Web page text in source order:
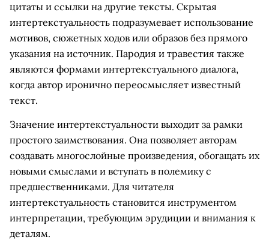
цитаты и ссылки на другие тексты. Скрытая
интертекстуальность подразумевает использование
мотивов, сюжетных ходов или образов без прямого
указания на источник. Пародия и травестия также
являются формами интертекстуального диалога,
когда автор иронично переосмысляет известный
текст.
Значение интертекстуальности выходит за рамки
простого заимствования. Она позволяет авторам
создавать многослойные произведения, обогащать их
новыми смыслами и вступать в полемику с
предшественниками. Для читателя
интертекстуальность становится инструментом
интерпретации, требующим эрудиции и внимания к
деталям.